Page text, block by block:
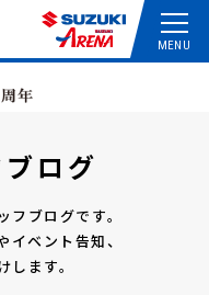
ログ
ブログです。
ベント告知、
します。